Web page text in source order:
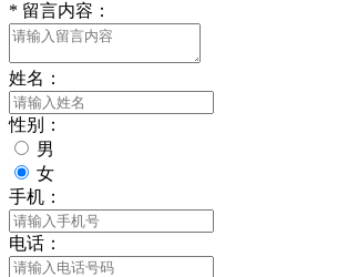
* 留言内容：
姓名：
性别：
男
女
手机：
电话：